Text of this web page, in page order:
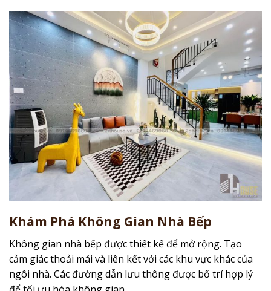
Khám Phá Không Gian Nhà Bếp
Không gian nhà bếp được thiết kế để mở rộng. Tạo
cảm giác thoải mái và liên kết với các khu vực khác của
ngôi nhà. Các đường dẫn lưu thông được bố trí hợp lý